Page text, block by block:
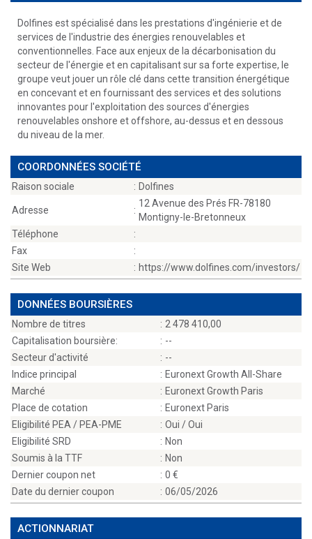
Dolfines est spécialisé dans les prestations d'ingénierie et de
services de l'industrie des énergies renouvelables et
conventionnelles. Face aux enjeux de la décarbonisation du
secteur de l'énergie et en capitalisant sur sa forte expertise, le
groupe veut jouer un rôle clé dans cette transition énergétique
en concevant et en fournissant des services et des solutions
innovantes pour l'exploitation des sources d'énergies
renouvelables onshore et offshore, au-dessus et en dessous
du niveau de la mer.
COORDONNÉES SOCIÉTÉ
Raison sociale : Dolfines
Adresse :
12 Avenue des Prés FR-78180
Montigny-le-Bretonneux
Téléphone
:
Fax
:
Site Web
: https://www.dolfines.com/investors/
DONNÉES BOURSIÈRES
Nombre de titres : 2 478 410,00
Capitalisation boursière:
: --
Secteur d'activité
: --
Indice principal
: Euronext Growth All-Share
Marché
: Euronext Growth Paris
Place de cotation
: Euronext Paris
Eligibilité PEA / PEA-PME
: Oui / Oui
Eligibilité SRD
: Non
Soumis à la TTF
: Non
Dernier coupon net
: 0
Date du dernier coupon
: 06/05/2026
ACTIONNARIAT